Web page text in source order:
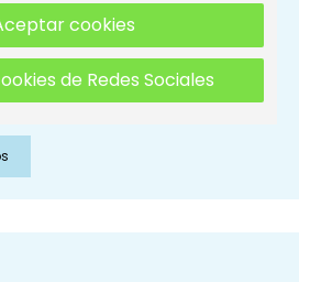
cookies
de Redes Sociales